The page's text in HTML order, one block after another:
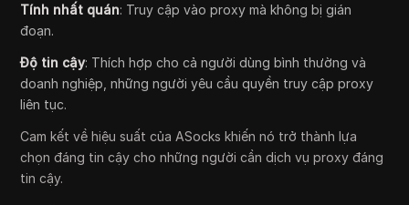
Tính nhất quán: Truy cập vào proxy mà không bị gián
đoạn.
Độ tin cậy: Thích hợp cho cả người dùng bình thường và
doanh nghiệp, những người yêu cầu quyền truy cập proxy
liên tục.
Cam kết về hiệu suất của ASocks khiến nó trở thành lựa
chọn đáng tin cậy cho những người cần dịch vụ proxy đáng
tin cậy.